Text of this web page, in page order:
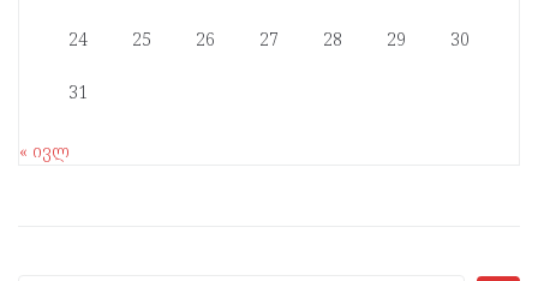
24 25 26 27 28 29 30
31
« ივლ